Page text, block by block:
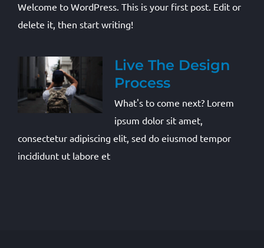
Welcome to WordPress. This is your first post. Edit or
delete it, then start writing!
Live The Design
Process
What's to come next? Lorem
ipsum dolor sit amet,
consectetur adipiscing elit, sed do eiusmod tempor
incididunt ut labore et